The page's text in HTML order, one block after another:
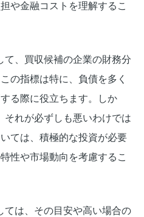
や金融コストを理解するこ
、買収候補の企業の財務分
の指標は特に、負債を多く
る際に役立ちます。しか
それが必ずしも悪いわけでは
ては、積極的な投資が必要
性や市場動向を考慮するこ
ては、その目安や高い場合の